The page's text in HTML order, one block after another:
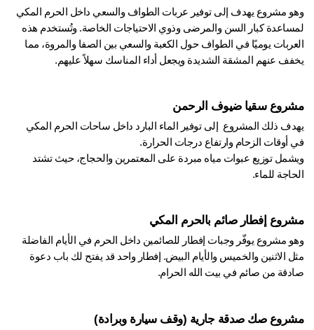
وهو مشروع يهدف إلى توفير عربات الطواف والسعي داخل الحرم المكي
العربات يوميًا في الطواف حول الكعبة والسعي بين الصفا والمروة، مما
عنهم المشقة الشديدة ويجعل أداء المناسك سهلاً عليهم.
سقيا ضيوف الرحمن
يهدف ذلك المشروع  إلى توفير الماء البارد داخل ساحات الحرم المكي
أوقات الزحام وارتفاع درجات الحرارة.
ويشمل توزيع عبوات مياه مبردة على المعتمرين والحجاج، حيث تشتد
للماء.
إفطار صائم بالحرم المكي
وهو مشروع يوفّر وجبات إفطار للصائمين داخل الحرم في الأيام الفاضلة
مثل الاثنين والخميس والأيام البيض. إفطار واحد قد يفتح لك باب دعوة
من صائم في بيت الله الحرام.
صك صدقة جارية (وقف سيارة وبرادة)